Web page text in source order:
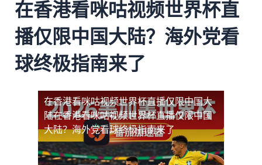
在香港看咪咕视频世界杯直
播仅限中国大陆？海外党看
球终极指南来了
在香港看咪咕视频世界杯直播仅限中国大
陆在香港看咪咕视频世界杯直播仅限中国
大陆？海外党看球终极指南来了